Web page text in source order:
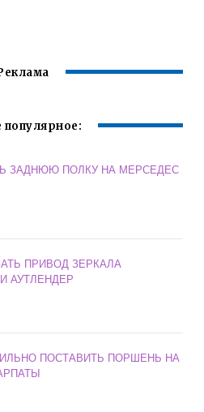
популярное:
ЗАДНЮЮ ПОЛКУ НА МЕРСЕДЕС
ПРИВОД ЗЕРКАЛА
АУТЛЕНДЕР
ПОСТАВИТЬ ПОРШЕНЬ НА